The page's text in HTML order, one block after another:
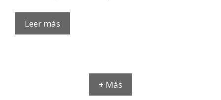
Leer más
+ Más